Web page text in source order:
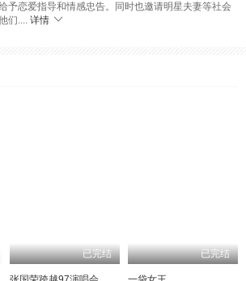
予恋爱指导和情感忠告。同时也邀请明星夫妻等社会
们.... 详情
已完结 已完结